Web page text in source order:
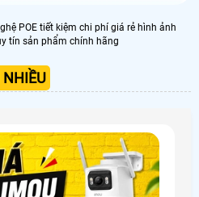
POE tiết kiệm chi phí giá rẻ hình ảnh
tín sản phẩm chính hãng